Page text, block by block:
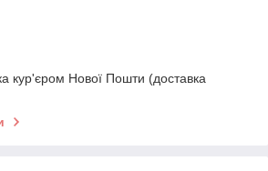
кур'єром Нової Пошти (доставка